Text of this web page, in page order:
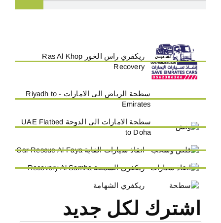
ريكفري راس الخور Ras Al Khop
Recovery
سطحة الرياض الى الامارات - Riyadh to
Emirates
سطحة الامارات الى الدوحة UAE Flatbed
to Doha
انقاذ سيارات الفاية Car Rescue Al-Faya
ريكفري السمحة Recovery Al Samha
ريكفري الشهامة
اشترك لكل جديد